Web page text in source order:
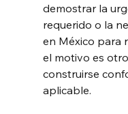
demostrar la
requerido o la
en México para
el motivo es
construirse
aplicable.